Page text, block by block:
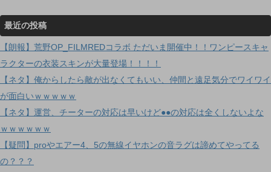
最近の投稿
【朗報】荒野OP_FILMREDコラボ ただいま開催中！！ワンピースキャ
ラクターの衣装スキンが大量登場！！！！
【ネタ】俺からしたら敵が出なくてもいい、仲間と遠足気分でワイワイ
が面白いｗｗｗｗｗ
【ネタ】運営、チーターの対応は早いけど●●の対応は全くしないよな
ｗｗｗｗｗｗ
【疑問】proやエアー4、5の無線イヤホンの音ラグは諦めてやってる
の？？？